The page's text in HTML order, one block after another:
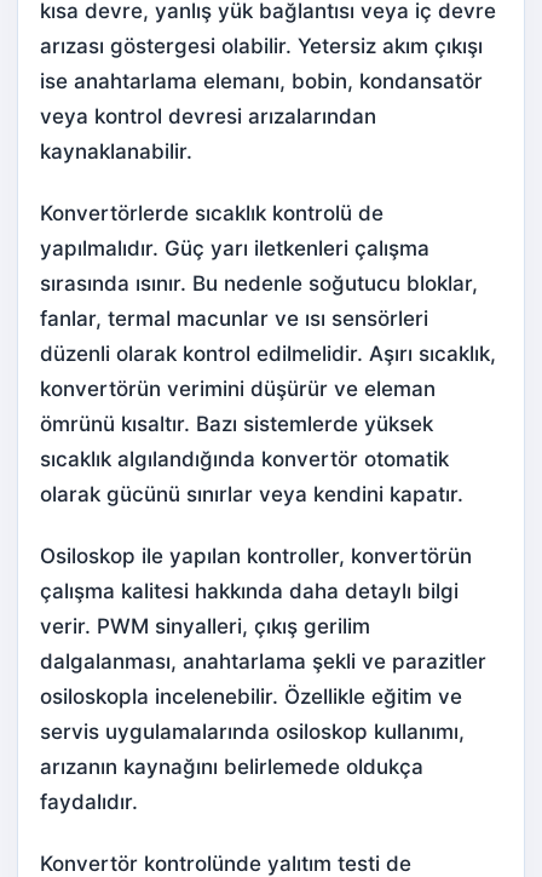
kısa devre, yanlış yük bağlantısı veya iç devre
arızası göstergesi olabilir. Yetersiz akım çıkışı
ise anahtarlama elemanı, bobin, kondansatör
veya kontrol devresi arızalarından
kaynaklanabilir.
Konvertörlerde sıcaklık kontrolü de
yapılmalıdır. Güç yarı iletkenleri çalışma
sırasında ısınır. Bu nedenle soğutucu bloklar,
fanlar, termal macunlar ve ısı sensörleri
düzenli olarak kontrol edilmelidir. Aşırı sıcaklık,
konvertörün verimini düşürür ve eleman
ömrünü kısaltır. Bazı sistemlerde yüksek
sıcaklık algılandığında konvertör otomatik
olarak gücünü sınırlar veya kendini kapatır.
Osiloskop ile yapılan kontroller, konvertörün
çalışma kalitesi hakkında daha detaylı bilgi
verir. PWM sinyalleri, çıkış gerilim
dalgalanması, anahtarlama şekli ve parazitler
osiloskopla incelenebilir. Özellikle eğitim ve
servis uygulamalarında osiloskop kullanımı,
arızanın kaynağını belirlemede oldukça
faydalıdır.
Konvertör kontrolünde yalıtım testi de